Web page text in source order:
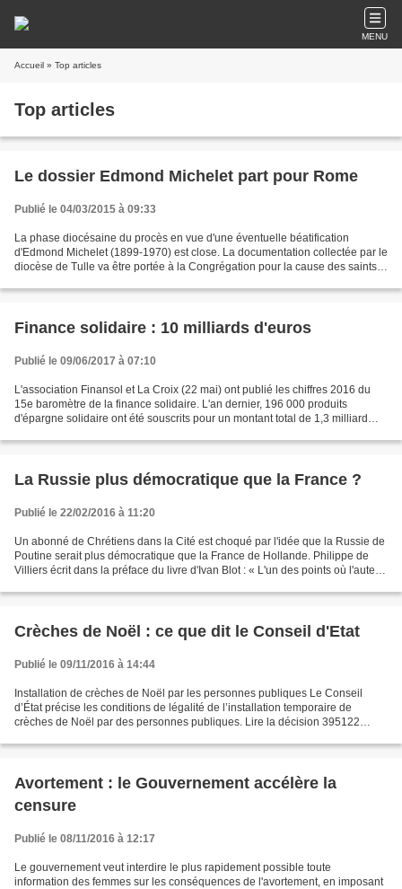
MENU
Accueil » Top articles
Top articles
Le dossier Edmond Michelet part pour Rome
Publié le 04/03/2015 à 09:33
La phase diocésaine du procès en vue d'une éventuelle béatification
d'Edmond Michelet (1899-1970) est close. La documentation collectée par le
diocèse de Tulle va être portée à la Congrégation pour la cause des saints,
Finance solidaire : 10 milliards d'euros
Publié le 09/06/2017 à 07:10
L'association Finansol et La Croix (22 mai) ont publié les chiffres 2016 du
15e baromètre de la finance solidaire. L'an dernier, 196 000 produits
d'épargne solidaire ont été souscrits pour un montant total de 1,3 milliard
La Russie plus démocratique que la France ?
Publié le 22/02/2016 à 11:20
Un abonné de Chrétiens dans la Cité est choqué par l'idée que la Russie de
Poutine serait plus démocratique que la France de Hollande. Philippe de
Villiers écrit dans la préface du livre d'Ivan Blot : « L'un des points où l'auteur
Crèches de Noël : ce que dit le Conseil d'Etat
Publié le 09/11/2016 à 14:44
Installation de crèches de Noël par les personnes publiques Le Conseil
d’État précise les conditions de légalité de l’installation temporaire de
crèches de Noël par des personnes publiques. Lire la décision 395122
Avortement : le Gouvernement accélère la
censure
Publié le 08/11/2016 à 12:17
Le gouvernement veut interdire le plus rapidement possible toute
information des femmes sur les conséquences de l'avortement, en imposant